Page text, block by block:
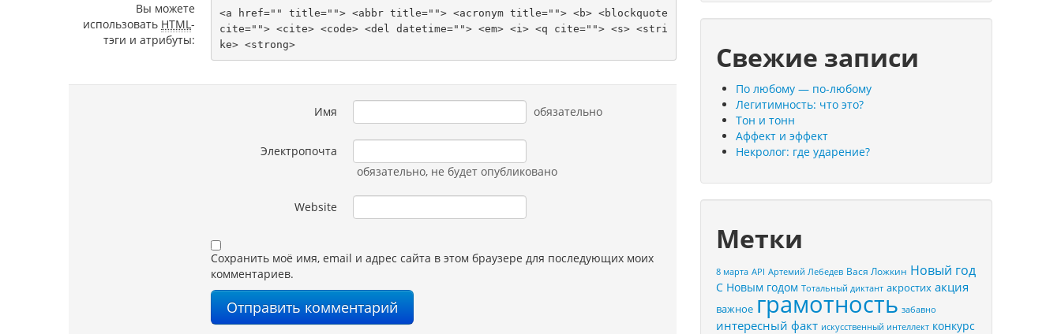
Вы можете
использовать HTML-
тэги и атрибуты:
<a href="" title=""> <abbr title=""> <acronym title=""> <b> <blockquote
cite=""> <cite> <code> <del datetime=""> <em> <i> <q cite=""> <s> <stri
ke> <strong>
Имя обязательно
Электропочта
обязательно, не будет опубликовано
Website
Сохранить моё имя, email и адрес сайта в этом браузере для последующих моих
комментариев.
Свежие записи
По любому — по-любому
Легитимность: что это?
Тон и тонн
Аффект и эффект
Некролог: где ударение?
Метки
8 марта API Артемий Лебедев Вася Ложкин Новый год
С Новым годом Тотальный диктант акростих акция
важное грамотность забавно
интересный факт искусственный интеллект конкурс